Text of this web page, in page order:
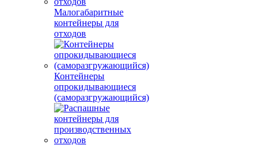
Малогабаритные
контейнеры для
отходов
Контейнеры
опрокидывающиеся
(саморазгружающийся)